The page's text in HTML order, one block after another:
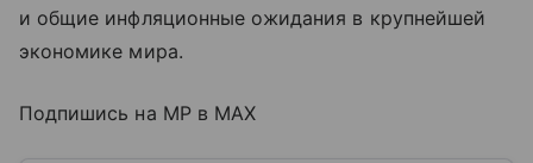
и общие инфляционные ожидания в крупнейшей
экономике мира.
Подпишись на MP в MAX